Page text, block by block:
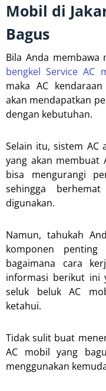
Mobil di
Bagus
Bila Anda
bengkel Service AC
maka AC
akan mendapatkan
dengan kebutuhan.
Selain itu, sistem AC
yang akan membuat
bisa mengurangi
sehingga
digunakan.
Namun, tahukah
komponen
bagaimana cara
informasi berikut ini
seluk beluk AC
ketahui.
Tidak sulit buat
AC mobil yang
menggunakan